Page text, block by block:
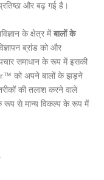
और बढ़ गई है।
के क्षेत्र मेंबालों के
ब्रांड को और
समाधान के रूप में इसकी
को अपने बालों के झड़ने
की तलाश करने वाले
रूप से मान्य विकल्प के रूप में